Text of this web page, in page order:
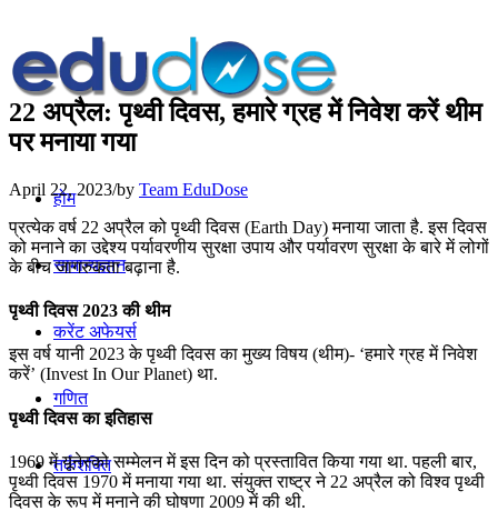
होम
सामान्यज्ञान
करेंट अफेयर्स
गणित
तर्कशक्ति
22 अप्रैल: पृथ्वी दिवस, हमारे ग्रह में निवेश करें थीम
पर मनाया गया
April 22, 2023/by Team EduDose
प्रत्येक वर्ष 22 अप्रैल को पृथ्वी दिवस (Earth Day) मनाया जाता है. इस दिवस
को मनाने का उद्देश्य पर्यावरणीय सुरक्षा उपाय और पर्यावरण सुरक्षा के बारे में लोगों
के बीच जागरुकता बढ़ाना है.
पृथ्वी दिवस 2023 की थीम
इस वर्ष यानी 2023 के पृथ्वी दिवस का मुख्य विषय (थीम)- ‘हमारे ग्रह में निवेश
करें’ (Invest In Our Planet) था.
पृथ्वी दिवस का इतिहास
1969 में यूनेस्‍को सम्‍मेलन में इस दिन को प्रस्‍तावित किया गया था. पहली बार,
पृथ्वी दिवस 1970 में मनाया गया था. संयुक्त राष्ट्र ने 22 अप्रैल को विश्व पृथ्वी
दिवस के रूप में मनाने की घोषणा 2009 में की थी.